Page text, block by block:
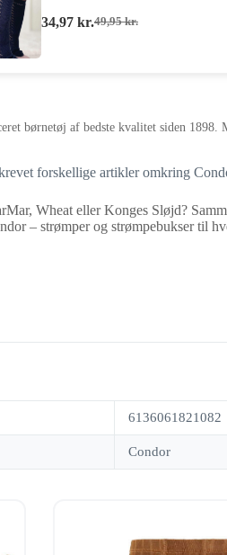
49,95kr.
Den
34,97 kr.Den
børnetøj af bedste kvalitet siden
forskellige artikler omkring
Wheat eller Konges Sløjd?
– strømper og strømpebukser til
6136061821082
Condor